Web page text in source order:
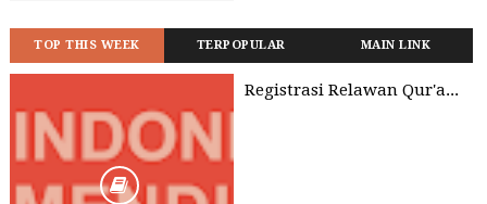
TOP THIS WEEK TERPOPULAR MAIN LINK
Registrasi Relawan Qur'an Anamfal (VQA)